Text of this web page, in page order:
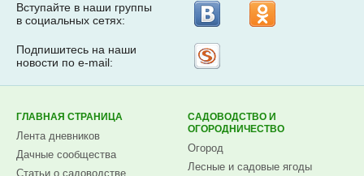
Вступайте в наши группы
в социальных сетях:
Подпишитесь на наши
новости по e-mail:
ГЛАВНАЯ СТРАНИЦА
Лента дневников
Дачные сообщества
Статьи о садоводстве
САДОВОДСТВО И
ОГОРОДНИЧЕСТВО
Огород
Лесные и садовые ягоды